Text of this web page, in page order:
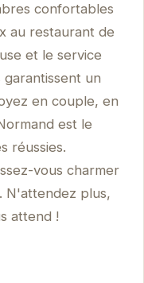
confortables
au restaurant de
et le service
un
en couple, en
est le
réussies.
vous charmer
N'attendez plus,
attend !